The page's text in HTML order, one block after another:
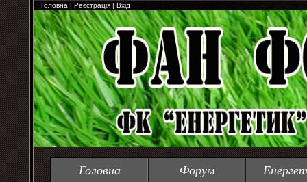
Головна | Реєстрація | Вхід
Головна Форум